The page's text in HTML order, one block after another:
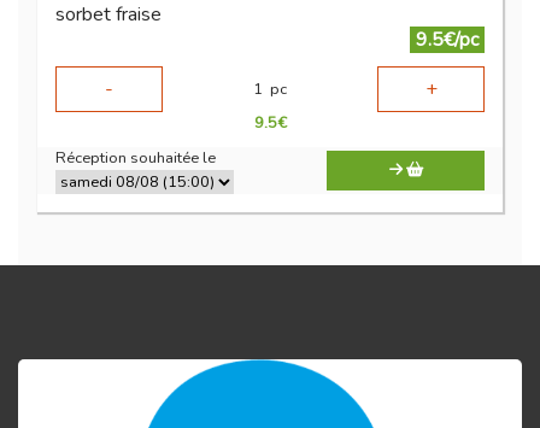
sorbet fraise
9.5€/pc
-
1 pc +
9.5€
Réception souhaitée le